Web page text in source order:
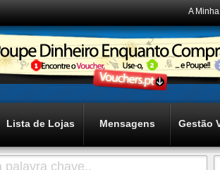
A
Lista de Lojas Mensagens Gestão